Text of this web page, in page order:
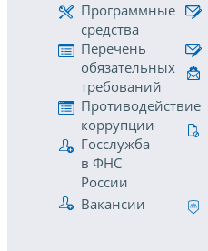
Программные
средства
Перечень
обязательных
требований
Противодействие
коррупции
Госслужба
в ФНС
России
Вакансии